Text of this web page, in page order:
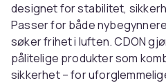
designet for stabilitet,
Passer for både
søker frihet i luften. CDON
pålitelige produkter som
sikkerhet – for